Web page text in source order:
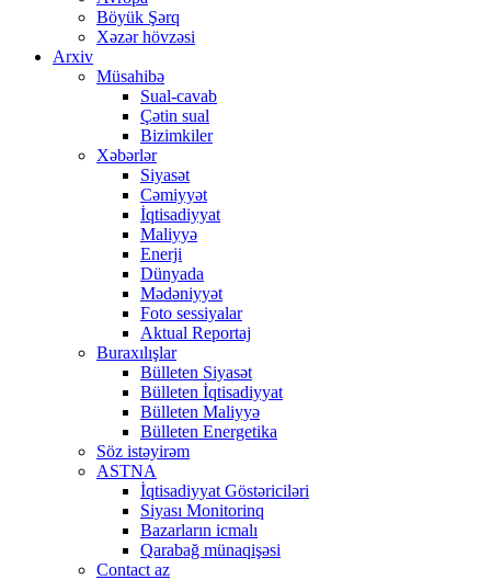
Böyük Şərq
Xəzər hövzəsi
Arxiv
Müsahibə
Sual-cavab
Çətin sual
Bizimkiler
Xəbərlər
Siyasət
Cəmiyyət
İqtisadiyyat
Maliyyə
Enerji
Dünyada
Mədəniyyət
Foto sessiyalar
Aktual Reportaj
Buraxılışlar
Bülleten Siyasət
Bülleten İqtisadiyyat
Bülleten Maliyyə
Bülleten Energetika
Söz istəyirəm
ASTNA
İqtisadiyyat Göstəriciləri
Siyası Monitorinq
Bazarların icmalı
Qarabağ münaqişəsi
Contact az